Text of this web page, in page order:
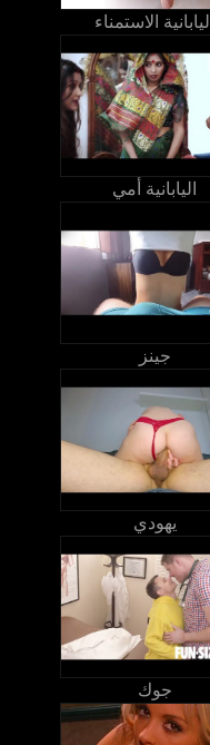
اليابانية الاستمناء
اليابانية أمي
جينز
يهودي
جوك